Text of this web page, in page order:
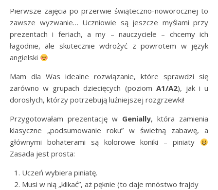
Pierwsze zajęcia po przerwie świąteczno-noworocznej to
zawsze wyzwanie… Uczniowie są jeszcze myślami przy
prezentach i feriach, a my – nauczyciele – chcemy ich
łagodnie, ale skutecznie wdrożyć z powrotem w język
angielski
Mam dla Was idealne rozwiązanie, które sprawdzi się
zarówno w grupach dziecięcych (poziom A1/A2), jak i u
dorosłych, którzy potrzebują luźniejszej rozgrzewki!
Przygotowałam prezentację w Genially, która zamienia
klasyczne „podsumowanie roku” w świetną zabawę, a
głównymi bohaterami są kolorowe koniki – piniaty
Zasada jest prosta:
Uczeń wybiera piniatę.
Musi w nią „klikać”, aż pęknie (to daje mnóstwo frajdy